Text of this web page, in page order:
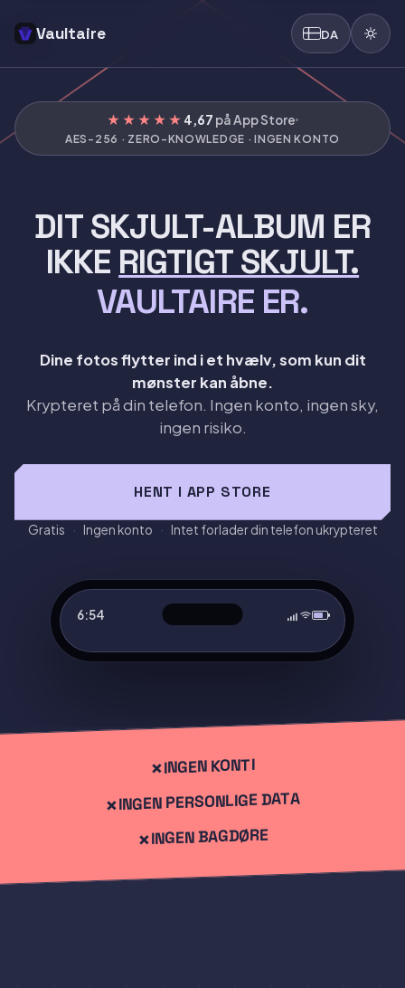
Vaultaire DA
★★★★★ 4,67 på App Store
AES-256 · ZERO-KNOWLEDGE · INGEN KONTO
DIT SKJULT-ALBUM ER
IKKE RIGTIGT SKJULT.
VAULTAIRE ER.
Dine fotos flytter ind i et hvælv, som kun dit
mønster kan åbne.
Krypteret på din telefon. Ingen konto, ingen sky,
ingen risiko.
HENT I APP STORE
Gratis · Ingen konto · Intet forlader din telefon ukrypteret
6:54
Tegn et mønster
Vaultaire er et lokalt-først krypteret arkivprogram til iOS,
INGEN KONTI
INGEN PERSONLIGE DATA
INGEN BAGDØRE